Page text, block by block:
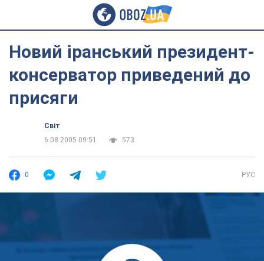
Новий іранський президент-
консерватор приведений до
присяги
Світ
6.08.2005 09:51
573
0 РУС